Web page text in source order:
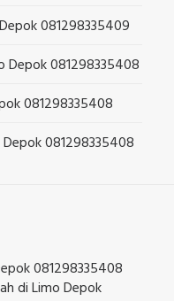
081298335409
Depok 081298335408
081298335408
081298335408
081298335408
di Limo Depok